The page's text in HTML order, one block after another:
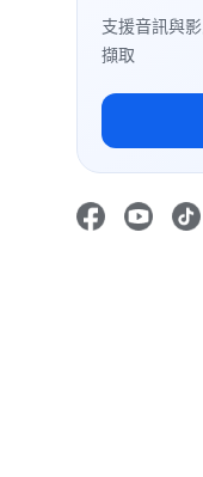
支援音訊與
擷取